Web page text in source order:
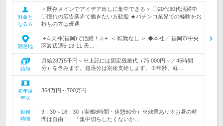
対象と
なる方
＜既存メインでアイデア出しに集中できる＞ 〇20代30代活躍中
〇憧れの広告業界で働きたい方歓迎 ★パチンコ業界での経験をお
持ちの方は優遇
勤務地
.+☆天神(福岡)で活躍！☆+. ＜ 転勤なし ＞ ◆本社／ 福岡市中央
区渡辺通5-13-11 天…
給与
月給28万5千円～※上記には固定残業代（75,000円～／45時間
分）を含みます。超過分は別途支給します。※年齢、経…
初年度
年収
364万円～700万円
勤務
時間
9：30～18：30（実働8時間・休憩60分）※残業あり※お昼の時
間は自由！ 『集中切らしたくないか…